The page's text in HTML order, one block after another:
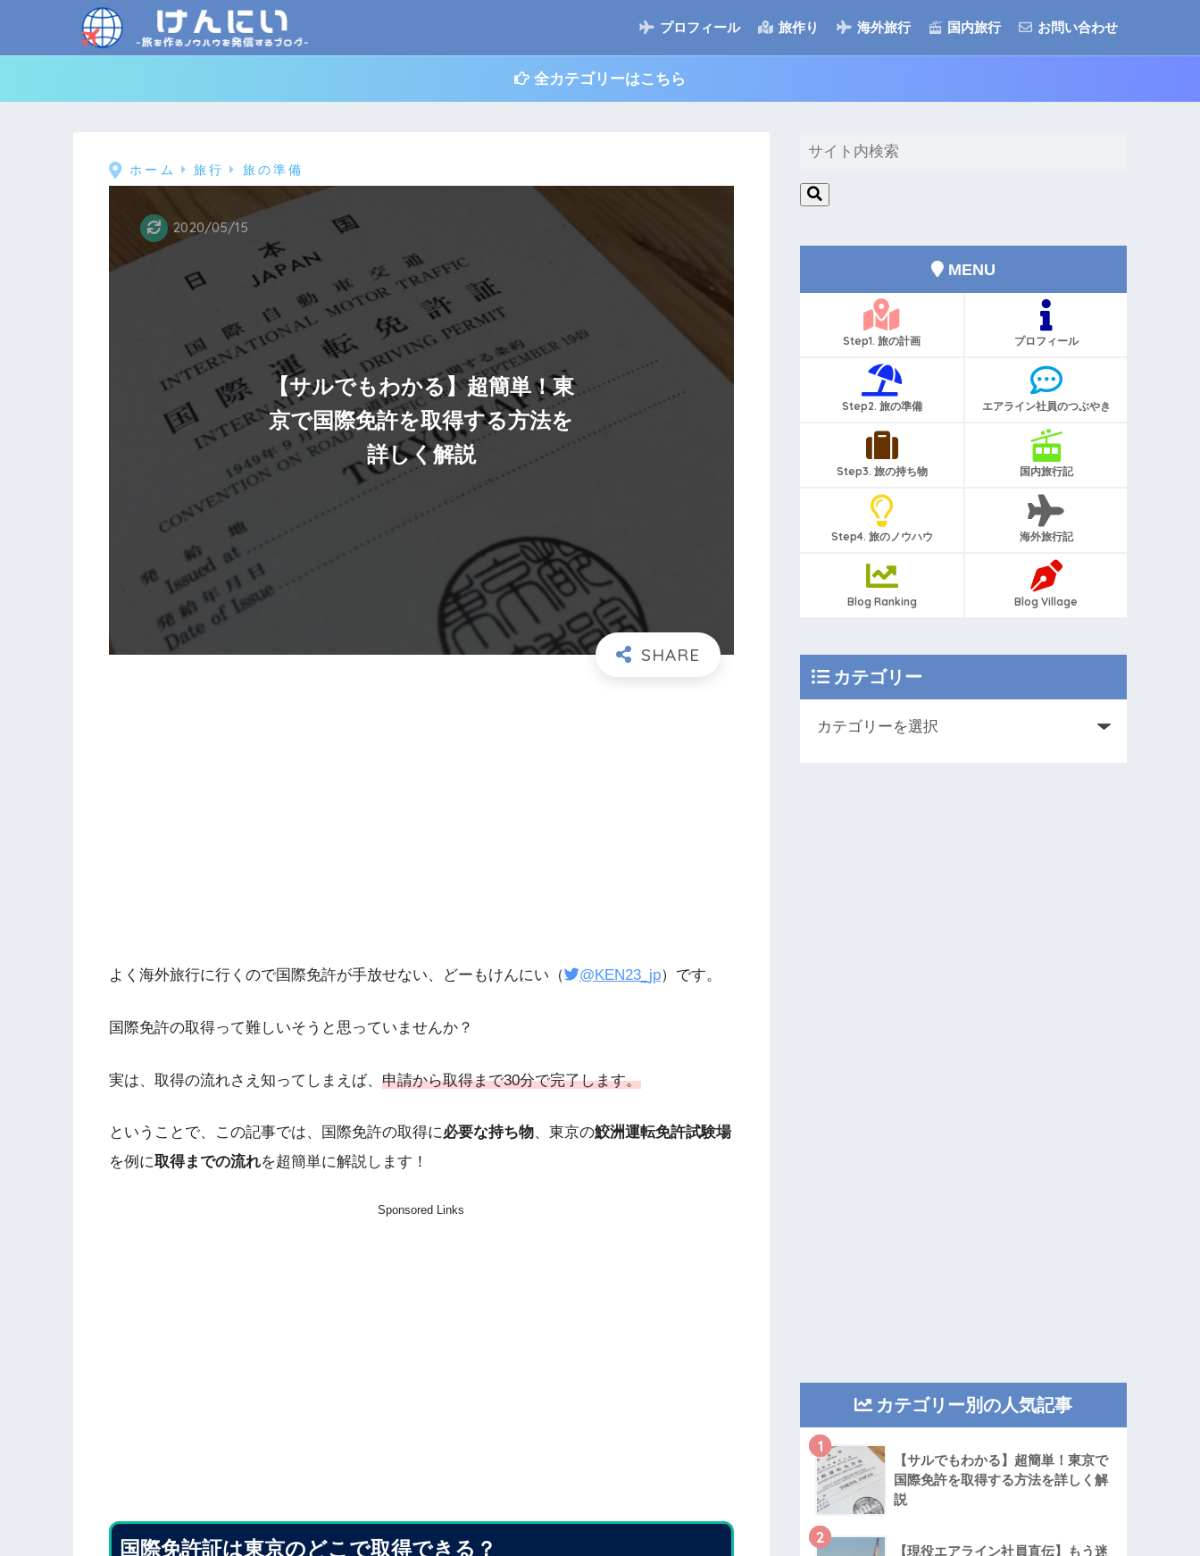
プロフィール 旅作り 海外旅行 国内旅行 お問い合わせ
全カテゴリーはこちら
ホーム 旅行 旅の準備
【サルでもわかる】超簡単！東
京で国際免許を取得する方法を
詳しく解説
2020/05/15
よく海外旅行に行くので国際免許が手放せない、どーもけんにい（ @KEN23_jp）です。
国際免許の取得って難しいそうと思っていませんか？
実は、取得の流れさえ知ってしまえば、 申請から取得まで30分で完了します。
ということで、この記事では、国際免許の取得に必要な持ち物、東京の鮫洲運転免許試験場
を例に取得までの流れを超簡単に解説します！
Sponsored Links
国際免許証は東京のどこで取得できる？
MENU
Step1. 旅の計画 プロフィール
Step2. 旅の準備 エアライン社員のつぶやき
Step3. 旅の持ち物 国内旅行記
Step4. 旅のノウハウ 海外旅行記
Blog Ranking Blog Village
カテゴリー
カテゴリー別の人気記事
1
【サルでもわかる】超簡単！東京で
国際免許を取得する方法を詳しく解
説
2
【現役エアライン社員直伝】もう迷